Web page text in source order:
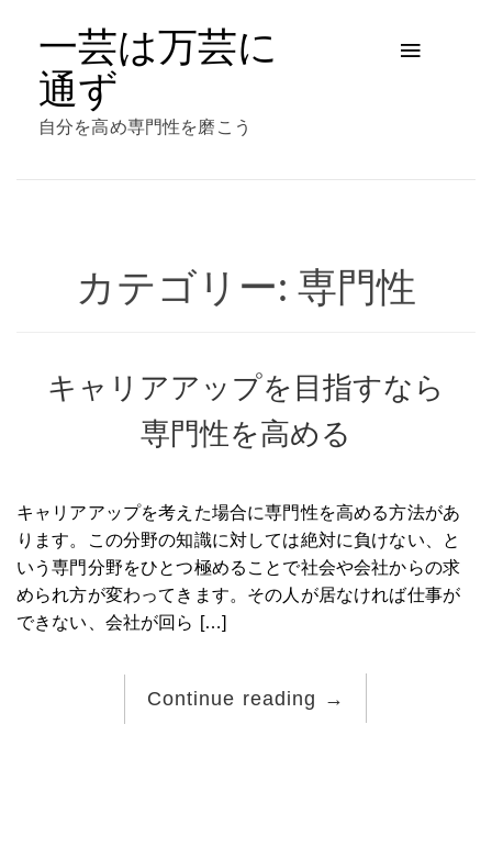
一芸は万芸に
通ず
自分を高め専門性を磨こう
カテゴリー: 専門性
キャリアアップを目指すなら
専門性を高める
キャリアアップを考えた場合に専門性を高める方法があ
ります。この分野の知識に対しては絶対に負けない、と
いう専門分野をひとつ極めることで社会や会社からの求
められ方が変わってきます。その人が居なければ仕事が
できない、会社が回ら […]
Continue reading →